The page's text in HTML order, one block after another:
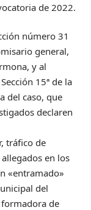
de 2022.
número 31
general,
y al
15ª de la
del caso, que
declaren
tráfico de
en los
«entramado»
del
de